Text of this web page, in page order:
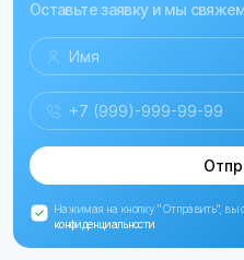
Оставьте заявку и мы
Нажимая на кнопку "Отправить", вы
конфиденциальности